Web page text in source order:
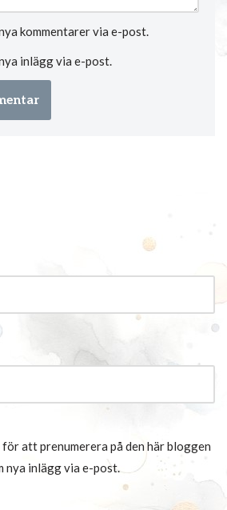
kommentarer via e-post.
inlägg via e-post.
att prenumerera på den här bloggen
nya inlägg via e-post.